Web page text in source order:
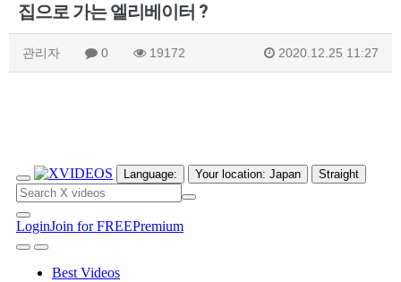
집으로 가는 엘리베이터 ?
관리자 0 19172 2020.12.25 11:27